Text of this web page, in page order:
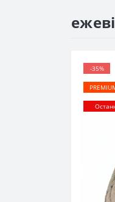
-35%